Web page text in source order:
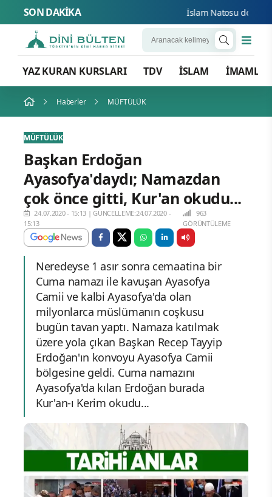
SON DAKİKA İslam Natosu dosta
YAZ KURAN KURSLARI TDV İSLAM İMAMLAR
Haberler MÜFTÜLÜK
MÜFTÜLÜK
Başkan Erdoğan
Ayasofya'daydı; Namazdan
çok önce gitti, Kur'an okudu...
24.07.2020 - 15:13 |GÜNCELLEME:24.07.2020 -
15:13
963
GÖRÜNTÜLEME
Neredeyse 1 asır sonra cemaatina bir
Cuma namazı ile kavuşan Ayasofya
Camii ve kalbi Ayasofya'da olan
milyonlarca müslümanın coşkusu
bugün tavan yaptı. Namaza katılmak
üzere yola çıkan Başkan Recep Tayyip
Erdoğan'ın konvoyu Ayasofya Camii
bölgesine geldi. Cuma namazını
Ayasofya'da kılan Erdoğan burada
Kur'an-ı Kerim okudu...